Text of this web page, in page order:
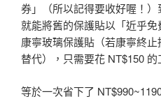
券」（所以記得要收好喔！）
就能將舊的保護貼以「近乎
康寧玻璃保護貼（若康寧終
替代），只需要花 NT$150 的
等於一次省下了